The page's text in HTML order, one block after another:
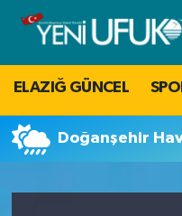
ELAZIĞ GÜNCEL
Doğanşehir
Nöbetçi
Hava Durumu
Namaz Vakitleri